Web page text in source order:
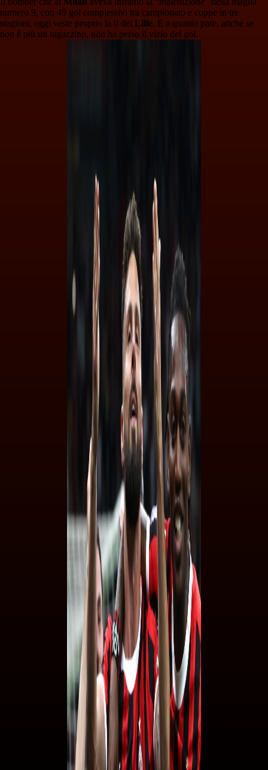
numero 9, con 49 gol complessivi tra campionato e coppe in tre
stagioni, oggi veste proprio la 9 del Lille. E a quanto pare, anche se
non è più un ragazzino, non ha perso il vizio del gol.